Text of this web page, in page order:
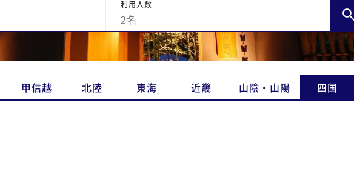
利用人数
2名
甲信越 北陸 東海 近畿 山陰・山陽 四国